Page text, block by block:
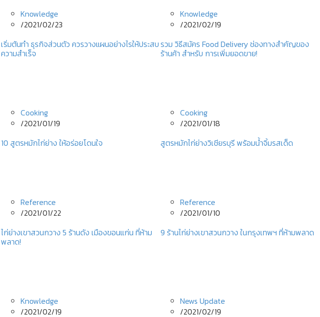
Knowledge
/2021/02/23
เริ่มต้นทํา ธุรกิจส่วนตัว ควรวางแผนอย่างไรให้ประสบ
ความสำเร็จ
Knowledge
/2021/02/19
รวม วิธีสมัคร Food Delivery ช่องทางสำคัญของ
ร้านค้า สำหรับ การเพิ่มยอดขาย!
Cooking
/2021/01/19
10 สูตรหมักไก่ย่าง ให้อร่อยโดนใจ
Cooking
/2021/01/18
สูตรหมักไก่ย่างวิเชียรบุรี พร้อมน้ำจิ้มรสเด็ด
Reference
/2021/01/22
ไก่ย่างเขาสวนกวาง 5 ร้านดัง เมืองขอนแก่น ที่ห้าม
พลาด!
Reference
/2021/01/10
9 ร้านไก่ย่างเขาสวนกวาง ในกรุงเทพฯ ที่ห้ามพลาด
Knowledge
/2021/02/19
News Update
/2021/02/19